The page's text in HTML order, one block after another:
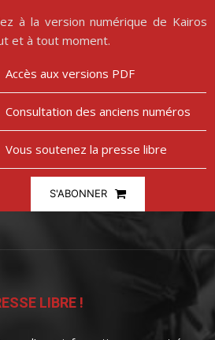
à la version numérique de Kairos
et à tout moment.
Accès aux versions PDF
Consultation des anciens numéros
Vous soutenez la presse libre
S'ABONNER
LIBRE !